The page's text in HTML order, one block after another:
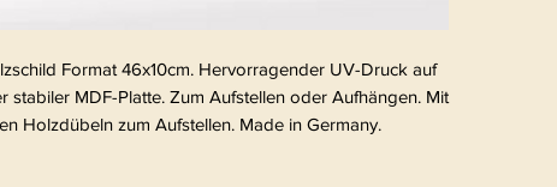
Format 46x10cm. Hervorragender UV-Druck auf
stabiler MDF-Platte. Zum Aufstellen oder Aufhängen. Mit
Holzdübeln zum Aufstellen. Made in Germany.